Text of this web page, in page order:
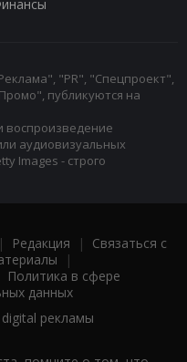
"PR", "Спецпроект",
публикуются на
воспроизведение
аудиовизуальных
Images - строго
Редакция | Связаться с
|
Политика в сфере
данных
рекламы